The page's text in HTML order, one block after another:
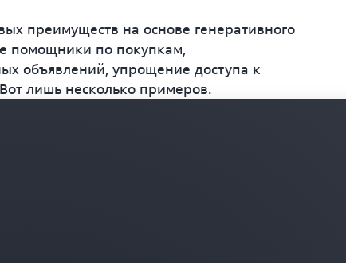
преимуществ на основе генеративного
помощники по покупкам,
объявлений, упрощение доступа к
лишь несколько примеров.